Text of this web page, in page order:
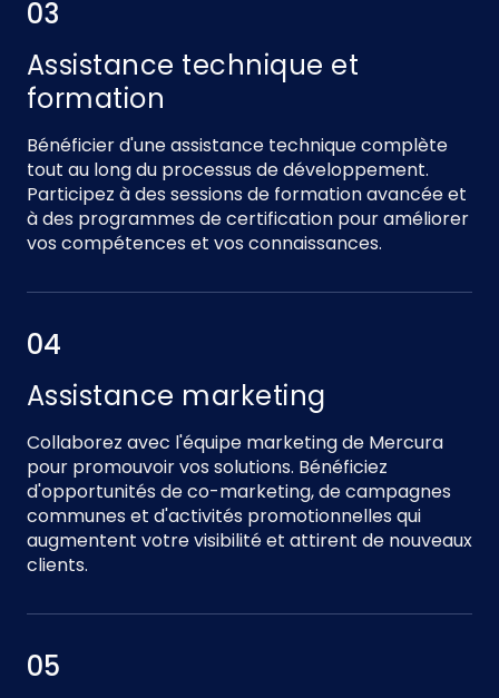
03
Assistance technique et
formation
Bénéficier d'une assistance technique complète
tout au long du processus de développement.
Participez à des sessions de formation avancée et
à des programmes de certification pour améliorer
vos compétences et vos connaissances.
04
Assistance marketing
Collaborez avec l'équipe marketing de Mercura
pour promouvoir vos solutions. Bénéficiez
d'opportunités de co-marketing, de campagnes
communes et d'activités promotionnelles qui
augmentent votre visibilité et attirent de nouveaux
clients.
05